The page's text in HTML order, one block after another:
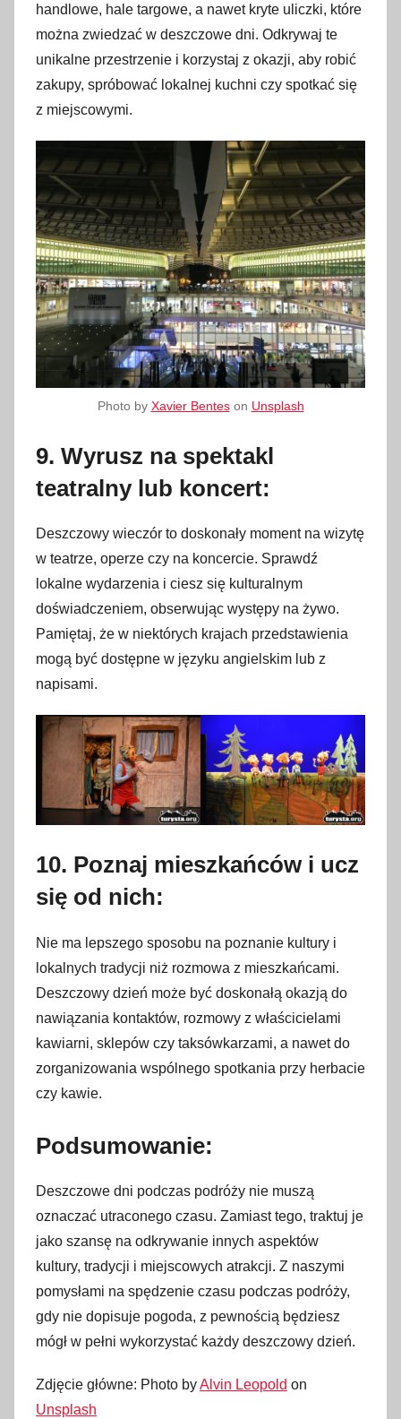
handlowe, hale targowe, a nawet kryte uliczki, które
można zwiedzać w deszczowe dni. Odkrywaj te
unikalne przestrzenie i korzystaj z okazji, aby robić
zakupy, spróbować lokalnej kuchni czy spotkać się
z miejscowymi.
Photo by Xavier Benteson Unsplash
9. Wyrusz na spektakl
teatralny lub koncert:
Deszczowy wieczór to doskonały moment na wizytę
w teatrze, operze czy na koncercie. Sprawdź
lokalne wydarzenia i ciesz się kulturalnym
doświadczeniem, obserwując występy na żywo.
Pamiętaj, że w niektórych krajach przedstawienia
mogą być dostępne w języku angielskim lub z
napisami.
10. Poznaj mieszkańców i ucz
się od nich:
Nie ma lepszego sposobu na poznanie kultury i
lokalnych tradycji niż rozmowa z mieszkańcami.
Deszczowy dzień może być doskonałą okazją do
nawiązania kontaktów, rozmowy z właścicielami
kawiarni, sklepów czy taksówkarzami, a nawet do
zorganizowania wspólnego spotkania przy herbacie
czy kawie.
Podsumowanie:
Deszczowe dni podczas podróży nie muszą
oznaczać utraconego czasu. Zamiast tego, traktuj je
jako szansę na odkrywanie innych aspektów
kultury, tradycji i miejscowych atrakcji. Z naszymi
pomysłami na spędzenie czasu podczas podróży,
gdy nie dopisuje pogoda, z pewnością będziesz
mógł w pełni wykorzystać każdy deszczowy dzień.
Zdjęcie główne: Photo byAlvin Leopold on
Unsplash